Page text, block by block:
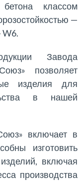
классом
—
W6.
Завода
позволяет
изделия для
в нашей
включает в
изготовить
включая
производства